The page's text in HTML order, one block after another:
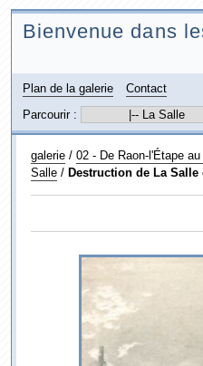
Bienvenue dans
Plan de la galerie
Contact
Parcourir :
galerie/ 02 - De Raon-l'Étape
Salle/ Destruction de La Salle